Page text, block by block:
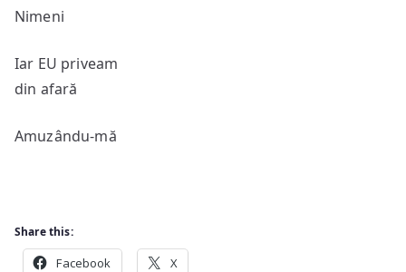
Nimeni
Iar EU priveam
din afară
Amuzându-mă
Share this:
Facebook X